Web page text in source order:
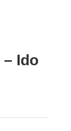
– Ido